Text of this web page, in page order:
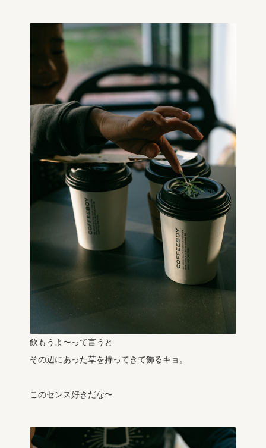
飲もうよ〜って言うと
その辺にあった草を持ってきて飾るキョ。
このセンス好きだな〜